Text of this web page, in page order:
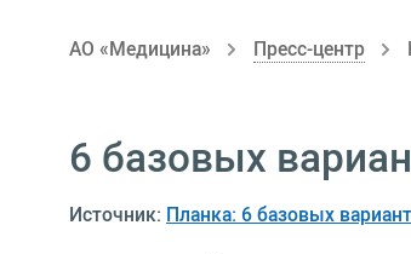
АО «Медицина» Пресс-центр
6 базовых
Источник: Планка: 6 базовых